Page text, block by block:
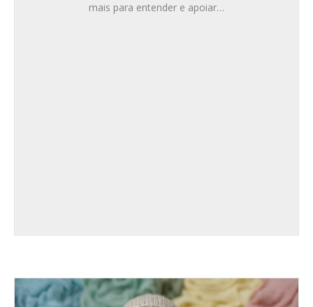
mais para entender e apoiar…